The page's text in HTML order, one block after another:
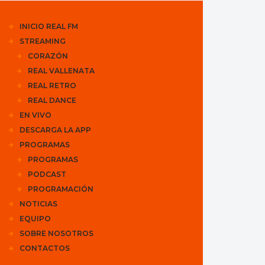
INICIO REAL FM
STREAMING
CORAZÓN
REAL VALLENATA
REAL RETRO
REAL DANCE
EN VIVO
DESCARGA LA APP
PROGRAMAS
PROGRAMAS
PODCAST
PROGRAMACIÓN
NOTICIAS
EQUIPO
SOBRE NOSOTROS
CONTACTOS